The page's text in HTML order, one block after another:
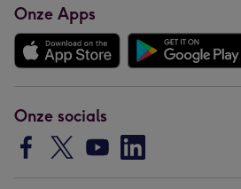
Onze Apps
Onze socials